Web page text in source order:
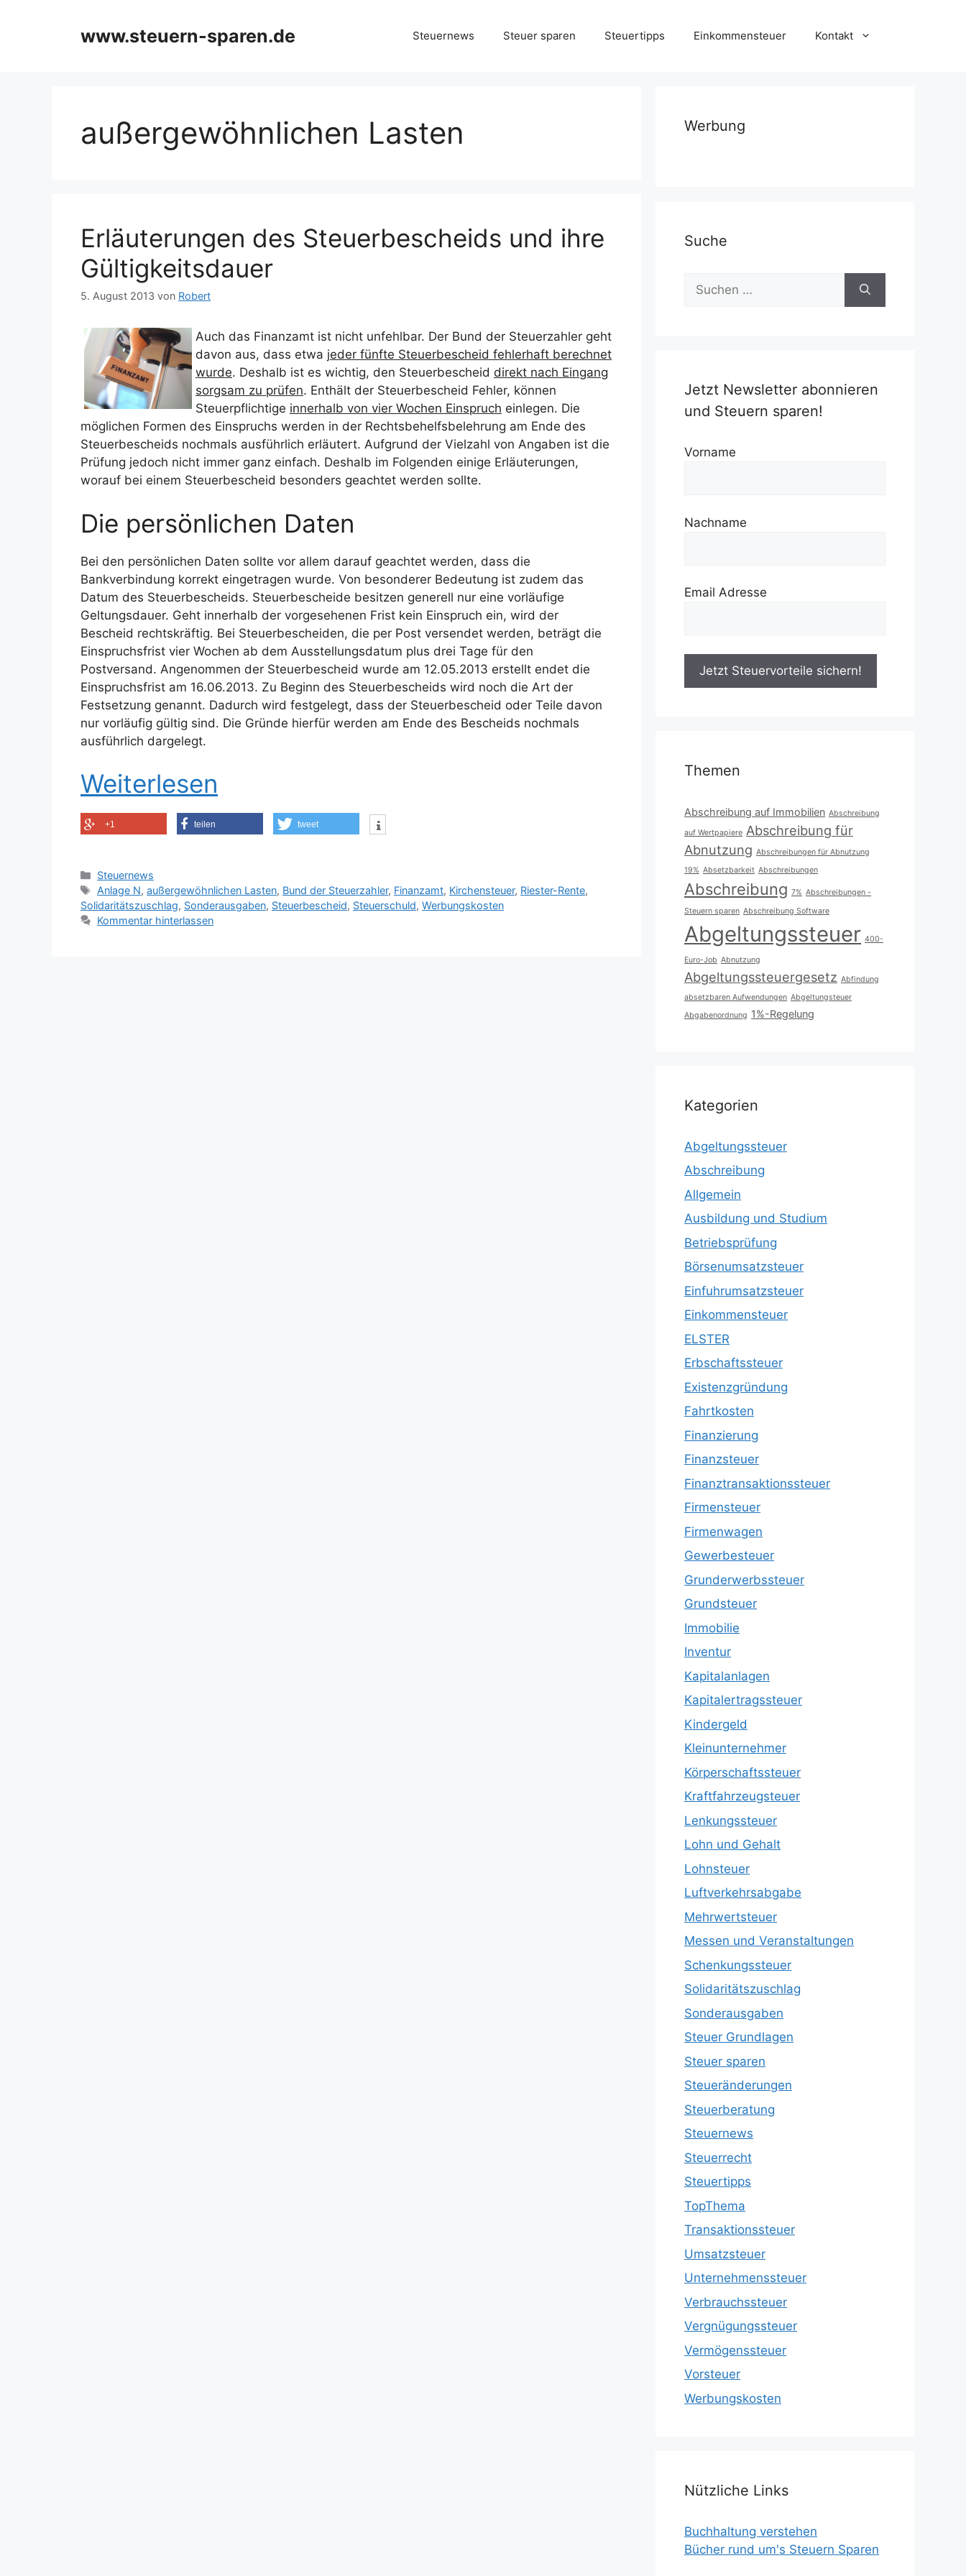
www.steuern-sparen.de Steuernews Steuer sparen Steuertipps Einkommensteuer Kontakt
außergewöhnlichen Lasten
Erläuterungen des Steuerbescheids und ihre
Gültigkeitsdauer
5. August 2013 von Robert
Auch das Finanzamt ist nicht unfehlbar. Der Bund der Steuerzahler geht
davon aus, dass etwa jeder fünfte Steuerbescheid fehlerhaft berechnet
wurde. Deshalb ist es wichtig, den Steuerbescheid direkt nach Eingang
sorgsam zu prüfen. Enthält der Steuerbescheid Fehler, können
Steuerpflichtige innerhalb von vier Wochen Einspruch einlegen. Die
möglichen Formen des Einspruchs werden in der Rechtsbehelfsbelehrung am Ende des
Steuerbescheids nochmals ausführlich erläutert. Aufgrund der Vielzahl von Angaben ist die
Prüfung jedoch nicht immer ganz einfach. Deshalb im Folgenden einige Erläuterungen,
worauf bei einem Steuerbescheid besonders geachtet werden sollte.
Die persönlichen Daten
Bei den persönlichen Daten sollte vor allem darauf geachtet werden, dass die
Bankverbindung korrekt eingetragen wurde. Von besonderer Bedeutung ist zudem das
Datum des Steuerbescheids. Steuerbescheide besitzen generell nur eine vorläufige
Geltungsdauer. Geht innerhalb der vorgesehenen Frist kein Einspruch ein, wird der
Bescheid rechtskräftig. Bei Steuerbescheiden, die per Post versendet werden, beträgt die
Einspruchsfrist vier Wochen ab dem Ausstellungsdatum plus drei Tage für den
Postversand. Angenommen der Steuerbescheid wurde am 12.05.2013 erstellt endet die
Einspruchsfrist am 16.06.2013. Zu Beginn des Steuerbescheids wird noch die Art der
Festsetzung genannt. Dadurch wird festgelegt, dass der Steuerbescheid oder Teile davon
nur vorläufig gültig sind. Die Gründe hierfür werden am Ende des Bescheids nochmals
ausführlich dargelegt.
Weiterlesen
+1 teilen tweet
Kategorien
Steuernews
Schlagwörter
Anlage N,außergewöhnlichen Lasten, Bund der Steuerzahler, Finanzamt, Kirchensteuer, Riester-Rente,
Solidaritätszuschlag, Sonderausgaben, Steuerbescheid, Steuerschuld, Werbungskosten
Kommentar hinterlassen
Werbung
Suche
Suchen
nach:
Jetzt Newsletter abonnieren
und Steuern sparen!
Vorname
Nachname
Email Adresse
Themen
Abschreibung auf Immobilien Abschreibung
auf Wertpapiere Abschreibung für
Abnutzung Abschreibungen für Abnutzung
19% Absetzbarkeit Abschreibungen
Abschreibung 7% Abschreibungen -
Steuern sparen Abschreibung Software
Abgeltungssteuer 400-
Euro-Job Abnutzung
Abgeltungssteuergesetz Abfindung
absetzbaren Aufwendungen Abgeltungsteuer
Abgabenordnung 1%-Regelung
Kategorien
Abgeltungssteuer
Abschreibung
Allgemein
Ausbildung und Studium
Betriebsprüfung
Börsenumsatzsteuer
Einfuhrumsatzsteuer
Einkommensteuer
ELSTER
Erbschaftssteuer
Existenzgründung
Fahrtkosten
Finanzierung
Finanzsteuer
Finanztransaktionssteuer
Firmensteuer
Firmenwagen
Gewerbesteuer
Grunderwerbssteuer
Grundsteuer
Immobilie
Inventur
Kapitalanlagen
Kapitalertragssteuer
Kindergeld
Kleinunternehmer
Körperschaftssteuer
Kraftfahrzeugsteuer
Lenkungssteuer
Lohn und Gehalt
Lohnsteuer
Luftverkehrsabgabe
Mehrwertsteuer
Messen und Veranstaltungen
Schenkungssteuer
Solidaritätszuschlag
Sonderausgaben
Steuer Grundlagen
Steuer sparen
Steueränderungen
Steuerberatung
Steuernews
Steuerrecht
Steuertipps
TopThema
Transaktionssteuer
Umsatzsteuer
Unternehmenssteuer
Verbrauchssteuer
Vergnügungssteuer
Vermögenssteuer
Vorsteuer
Werbungskosten
Nützliche Links
Buchhaltung verstehen
Bücher rund um's Steuern Sparen